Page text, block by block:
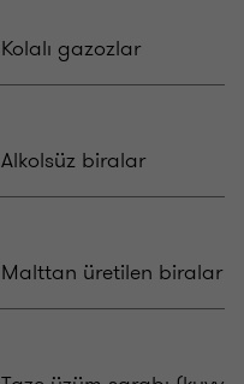
Kolalı gazozlar
Alkolsüz biralar
Malttan üretilen biralar